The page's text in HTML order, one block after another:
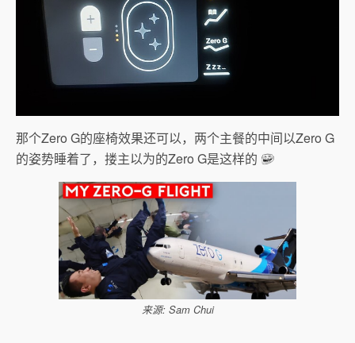
那个Zero G的座椅效果还可以，两个主餐的中间以Zero G
的姿势睡着了，搂主以为的Zero G是这样的
来源: Sam Chui